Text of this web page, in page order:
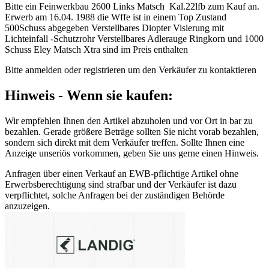
Bitte ein Feinwerkbau 2600 Links Matsch Kal.22lfb zum Kauf an.
Erwerb am 16.04. 1988 die Wffe ist in einem Top Zustand
500Schuss abgegeben Verstellbares Diopter Visierung mit
Lichteinfall -Schutzrohr Verstellbares Adlerauge Ringkorn und 1000
Schuss Eley Matsch Xtra sind im Preis enthalten
Bitte anmelden oder registrieren um den Verkäufer zu kontaktieren
Hinweis - Wenn sie kaufen:
Wir empfehlen Ihnen den Artikel abzuholen und vor Ort in bar zu
bezahlen. Gerade größere Beträge sollten Sie nicht vorab bezahlen,
sondern sich direkt mit dem Verkäufer treffen. Sollte Ihnen eine
Anzeige unseriös vorkommen, geben Sie uns gerne einen Hinweis.
Anfragen über einen Verkauf an EWB-pflichtige Artikel ohne
Erwerbsberechtigung sind strafbar und der Verkäufer ist dazu
verpflichtet, solche Anfragen bei der zuständigen Behörde
anzuzeigen.